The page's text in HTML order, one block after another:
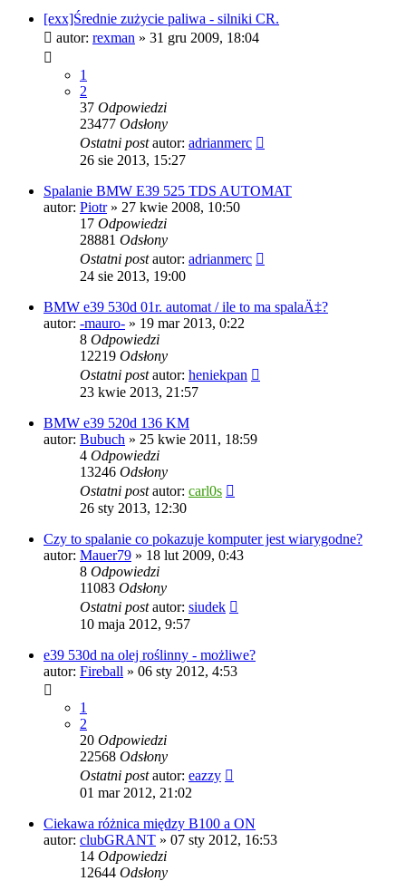
[exx]Średnie zużycie paliwa - silniki CR.
autor: rexman » 31 gru 2009, 18:04
1
2
37 Odpowiedzi
23477 Odsłony
Ostatni postautor: adrianmerc
26 sie 2013, 15:27
Spalanie BMW E39 525 TDS AUTOMAT
autor: Piotr» 27 kwie 2008, 10:50
17 Odpowiedzi
28881 Odsłony
Ostatni postautor: adrianmerc
24 sie 2013, 19:00
BMW e39 530d 01r. automat / ile to ma spalaÄ‡?
autor: -mauro- » 19 mar 2013, 0:22
8 Odpowiedzi
12219 Odsłony
Ostatni postautor: heniekpan
23 kwie 2013, 21:57
BMW e39 520d 136 KM
autor: Bubuch » 25 kwie 2011, 18:59
4 Odpowiedzi
13246 Odsłony
Ostatni postautor: carl0s
26 sty 2013, 12:30
Czy to spalanie co pokazuje komputer jest wiarygodne?
autor: Mauer79 » 18 lut 2009, 0:43
8 Odpowiedzi
11083 Odsłony
Ostatni postautor: siudek
10 maja 2012, 9:57
e39 530d na olej roślinny - możliwe?
autor: Fireball » 06 sty 2012, 4:53
1
2
20 Odpowiedzi
22568 Odsłony
Ostatni postautor: eazzy
01 mar 2012, 21:02
Ciekawa różnica między B100 a ON
autor: clubGRANT » 07 sty 2012, 16:53
14 Odpowiedzi
12644 Odsłony